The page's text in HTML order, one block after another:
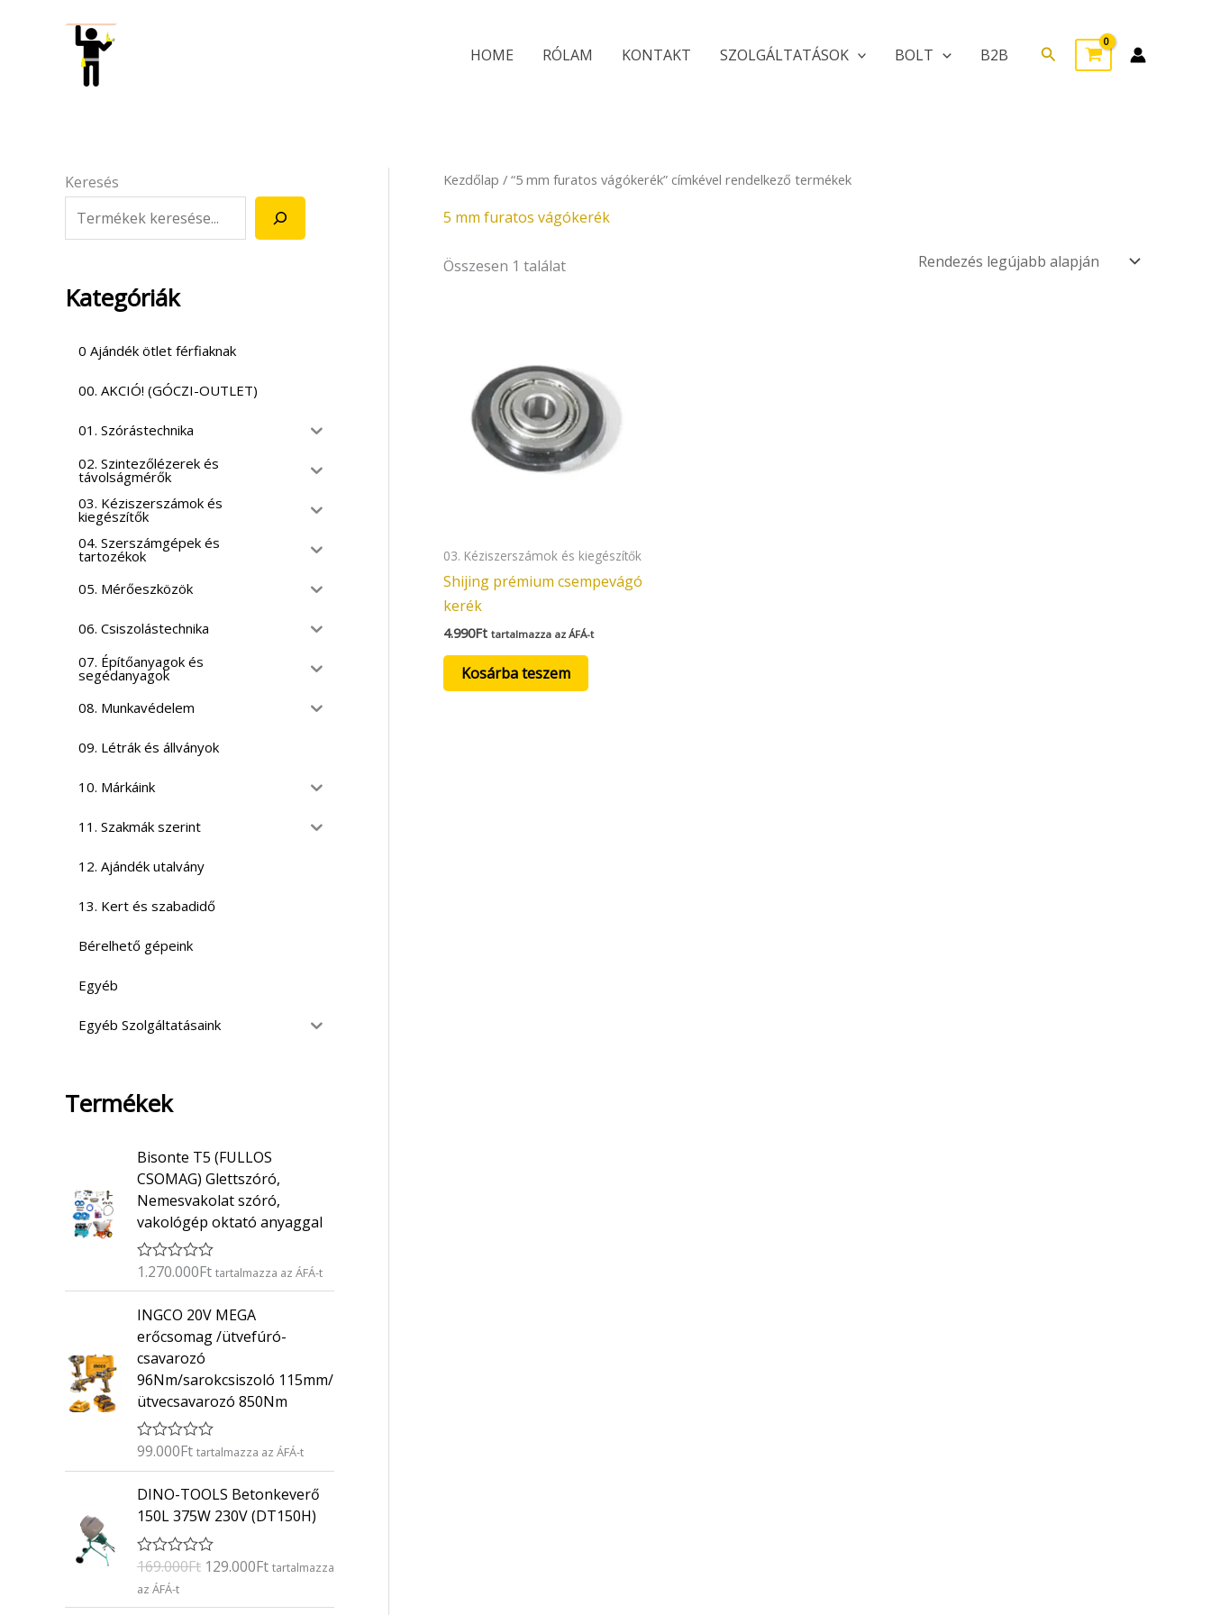
HOME RÓLAM KONTAKT SZOLGÁLTATÁSOK BOLT B2B Search
Keresés
Kategóriák
0 Ajándék ötlet férfiaknak
00. AKCIÓ! (GÓCZI-OUTLET)
01. Szórástechnika
02. Szintezőlézerek és
távolságmérők
03. Kéziszerszámok és
kiegészítők
04. Szerszámgépek és
tartozékok
05. Mérőeszközök
06. Csiszolástechnika
07. Építőanyagok és
segédanyagok
08. Munkavédelem
09. Létrák és állványok
10. Márkáink
11. Szakmák szerint
12. Ajándék utalvány
13. Kert és szabadidő
Bérelhető gépeink
Egyéb
Egyéb Szolgáltatásaink
Termékek
Bisonte T5 (FULLOS
CSOMAG) Glettszóró,
Nemesvakolat szóró,
vakológép oktató anyaggal
É
é
e
l
é
s
:
/
5
1.270.000Ft tartalmazza az ÁFÁ-t
INGCO 20V MEGA
erőcsomag /ütvefúró-
csavarozó
96Nm/sarokcsiszoló 115mm/
ütvecsavarozó 850Nm
É
é
k
e
é
s
0
/
99.000Ft tartalmazza az ÁFÁ-t
DINO-TOOLS Betonkeverő
150L 375W 230V (DT150H)
É
t
é
169.000Ft
O
r
g
129.000Ft
C
u
etartalmazza
az ÁFÁ-t
Kezdőlap / “5 mm furatos vágókerék” címkével rendelkező termékek
5 mm furatos vágókerék
Összesen 1 találat
03. Kéziszerszámok és kiegészítők
Shijing prémium csempevágó
kerék
4.990Ft tartalmazza az ÁFÁ-t
Kosárba teszem